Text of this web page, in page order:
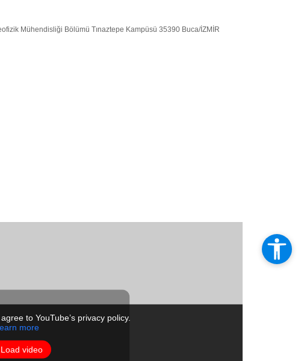
Mühendisliği Bölümü Tınaztepe Kampüsü 35390 Buca/İZMİR
to YouTube’s privacy policy.
more
Load video